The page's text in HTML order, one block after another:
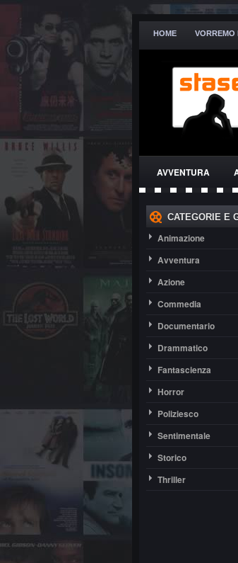
HOME VORREMO
AVVENTURA
THRILLER
CATEGORIE E
Animazione
Avventura
Azione
Commedia
Documentario
Drammatico
Fantascienza
Horror
Poliziesco
Sentimentale
Storico
Thriller